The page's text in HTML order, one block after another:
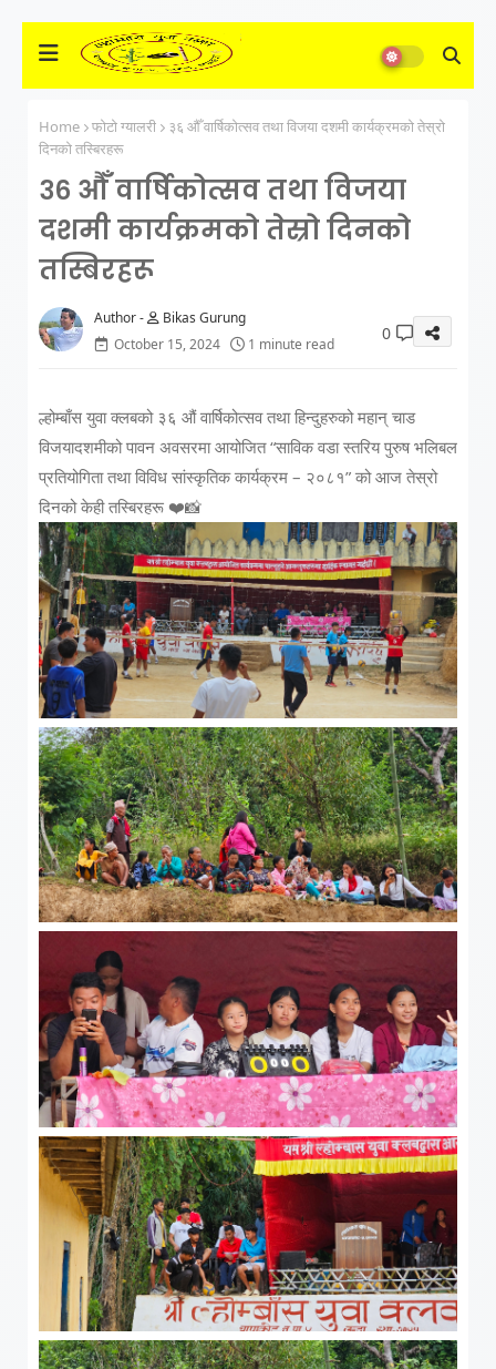
Home फोटो ग्यालरी
३६ औँ वार्षिकोत्सव तथा विजया दशमी कार्यक्रमको तेस्रो
दिनको तस्बिरहरू
३६ औँ वार्षिकोत्सव तथा विजया
दशमी कार्यक्रमको तेस्रो दिनको
तस्बिरहरू
Bikas Gurung
October 15, 2024
1 minute read
0
ल्होम्बाँस युवा क्लबको ३६ औं वार्षिकोत्सव तथा हिन्दुहरुको महान् चाड
विजयादशमीको पावन अवसरमा आयोजित “साविक वडा स्तरिय पुरुष भलिबल
प्रतियोगिता तथा विविध सांस्कृतिक कार्यक्रम – २०८१” को आज तेस्रो
दिनको केही तस्बिरहरू ❤️📸